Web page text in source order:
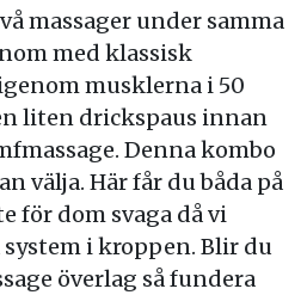
massager under samma
med klassisk
musklerna i 50
liten drickspaus innan
Denna kombo
välja. Här får du båda på
för dom svaga då vi
i kroppen. Blir du
överlag så fundera